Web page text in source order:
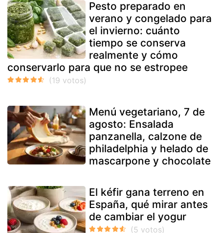
Pesto preparado en
verano y congelado para
el invierno: cuánto
tiempo se conserva
realmente y cómo
conservarlo para que no se estropee
Menú vegetariano, 7 de
agosto: Ensalada
panzanella, calzone de
philadelphia y helado de
mascarpone y chocolate
El kéfir gana terreno en
España, qué mirar antes
de cambiar el yogur